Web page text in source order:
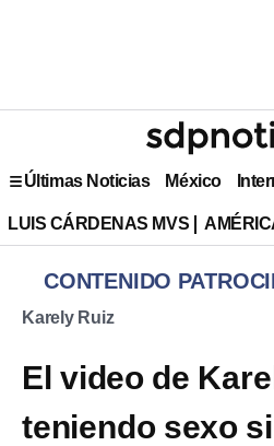
Últimas Noticias México
LUIS CÁRDENAS MVS
CONTENIDO
Karely Ruiz
El video de
teniendo sexo